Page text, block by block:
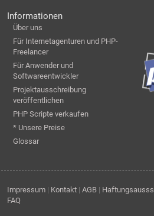
Informationen
Über uns
Für Internetagenturen und PHP-
Freelancer
Für Anwender und
Softwareentwickler
Projektausschreibung
veröffentlichen
PHP Scripte verkaufen
* Unsere Preise
Glossar
Impressum | Kontakt | AGB |
FAQ